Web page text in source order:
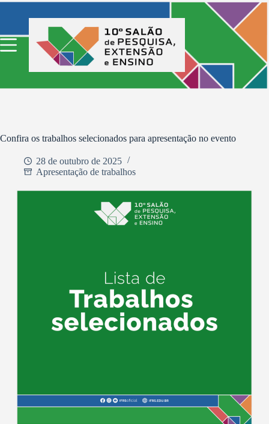
Pular
conteúdo
Confira os trabalhos selecionados para apresentação no evento
28 de outubro de 2025
Apresentação de trabalhos